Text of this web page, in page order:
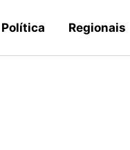
Política Regionais